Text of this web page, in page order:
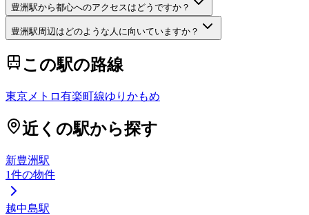
豊洲駅から都心へのアクセスはどうですか？
豊洲駅周辺はどのような人に向いていますか？
この駅の路線
東京メトロ有楽町線ゆりかもめ
近くの駅から探す
新豊洲駅
1件の物件
越中島駅